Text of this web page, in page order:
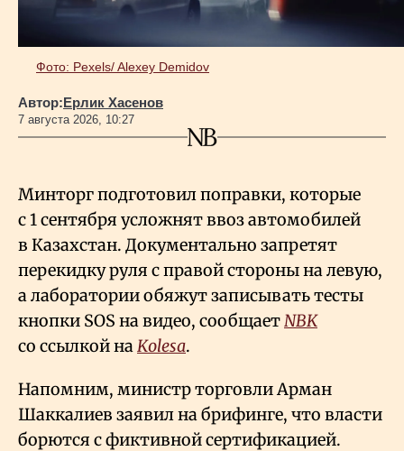
Фото: Pexels/ Alexey Demidov
Автор:Ерлик Хасенов
7 августа 2026, 10:27
Минторг подготовил поправки, которые
с 1 сентября усложнят ввоз автомобилей
в Казахстан. Документально запретят
перекидку руля с правой стороны на левую,
а лаборатории обяжут записывать тесты
кнопки SOS на видео, сообщаетNBK
со ссылкой наKolesa.
Напомним, министр торговли Арман
Шаккалиев заявил на брифинге, что власти
борются с фиктивной сертификацией.